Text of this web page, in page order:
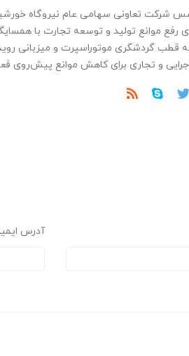
شرکت تعاونی سهامی عام نیروگاه
موانع تولید و توسعه تجارت با
به قطب گردشگری موتوراسپرت و میزبانی
و تجاری برای کاهش موانع پیش‌روی
آدرس